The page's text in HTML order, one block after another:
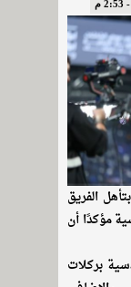
الفريق
مؤكدًا أن
بركلات